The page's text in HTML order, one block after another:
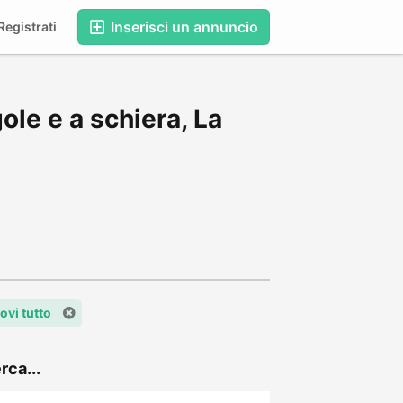
Inserisci un annuncio
e a schiera, La
tutto